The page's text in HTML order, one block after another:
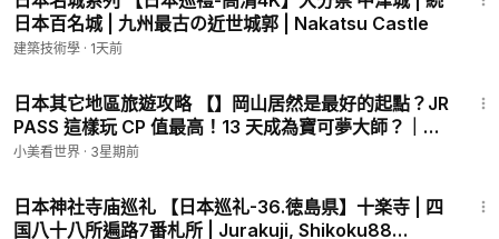
日本百名城 | 九州最古の近世城郭 | Nakatsu Castle
建築技術學 · 1天前
日本其它地區旅遊攻略 【】岡山居然是最好的起點？JR
PASS 這樣玩 CP 值最高！13 天成為寶可夢大師？｜日
本旅遊｜自由行｜東京｜大阪｜京都｜仙台｜金澤｜廣
小美看世界 · 3星期前
日本神社寺庙巡礼 【日本巡礼-36.徳島県】十楽寺 | 四
国八十八所遍路7番札所 | Jurakuji, Shikoku88